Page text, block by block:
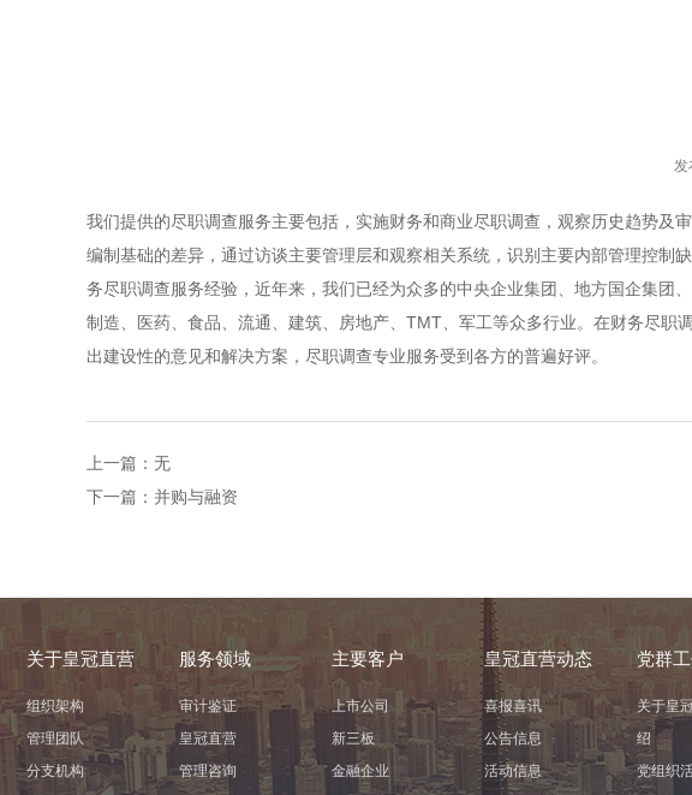
发
我们提供的尽职调查服务主要包括，实施财务和商业尽职调查，观察历史趋势及
编制基础的差异，通过访谈主要管理层和观察相关系统，识别主要内部管理控
务尽职调查服务经验，近年来，我们已经为众多的中央企业集团、地方国企集团
制造、医药、食品、流通、建筑、房地产、TMT、军工等众多行业。在财务尽
出建设性的意见和解决方案，尽职调查专业服务受到各方的普遍好评。
上一篇：无
下一篇： 并购与融资
关于皇冠直营
组织架构
管理团队
分支机构
服务领域
审计鉴证
皇冠直营
管理咨询
主要客户
上市公司
新三板
金融企业
皇冠直营动态
喜报喜讯
公告信息
活动信息
党群
关于皇
绍
党组织